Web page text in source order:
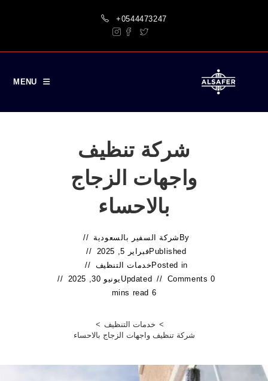
+0544473247
MENU
شركة تنظيف
واجهات الزجاج
بالاحساء
By شركة السفير بالسعودية
Publishedفبراير 5, 2025
Posted in خدمات التنظيف
0 Comments
Updated يونيو 30, 2025
6 mins read
> خدمات التنظيف >
شركة تنظيف واجهات الزجاج بالاحساء